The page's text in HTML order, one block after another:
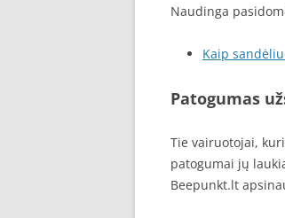
Naudinga
Kaip
Patogumas
Tie vairuotojai,
patogumai jų
Beepunkt.lt